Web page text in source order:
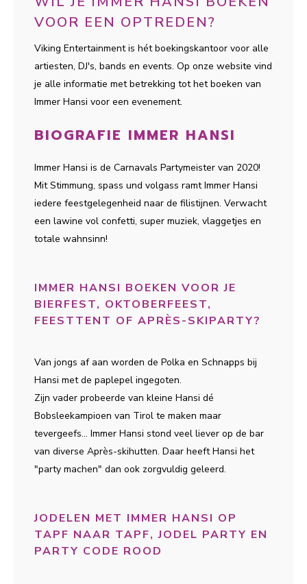
VOOR EEN OPTREDEN?
Viking Entertainment is hét boekingskantoor voor alle
artiesten, DJ's, bands en events. Op onze website vind
je alle informatie met betrekking tot het boeken van
Immer Hansi voor een evenement.
BIOGRAFIE IMMER HANSI
Immer Hansi is de Carnavals Partymeister van 2020!
Mit Stimmung, spass und volgass ramt Immer Hansi
iedere feestgelegenheid naar de filistijnen. Verwacht
een lawine vol confetti, super muziek, vlaggetjes en
totale wahnsinn!
IMMER HANSI BOEKEN VOOR JE
BIERFEST, OKTOBERFEEST,
FEESTTENT OF APRÈS-SKIPARTY?
Van jongs af aan worden de Polka en Schnapps bij
Hansi met de paplepel ingegoten.
Zijn vader probeerde van kleine Hansi dé
Bobsleekampioen van Tirol te maken maar
tevergeefs... Immer Hansi stond veel liever op de bar
van diverse Après-skihutten. Daar heeft Hansi het
"party machen" dan ook zorgvuldig geleerd.
JODELEN MET IMMER HANSI OP
TAPF NAAR TAPF, JODEL PARTY EN
PARTY CODE ROOD